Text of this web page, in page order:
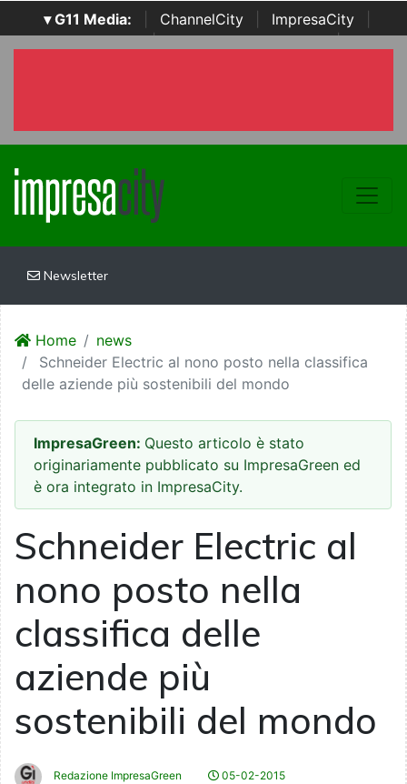
▾ G11 Media: ChannelCity ImpresaCity
SecurityOpenLab | Italian Channel Awards | Italian
Newsletter
Home
news
Schneider Electric al nono posto nella classifica
delle aziende più sostenibili del mondo
ImpresaGreen: Questo articolo è stato
originariamente pubblicato su ImpresaGreen ed
è ora integrato in ImpresaCity.
Schneider Electric al
nono posto nella
classifica delle
aziende più
sostenibili del mondo
Redazione ImpresaGreen
05-02-2015